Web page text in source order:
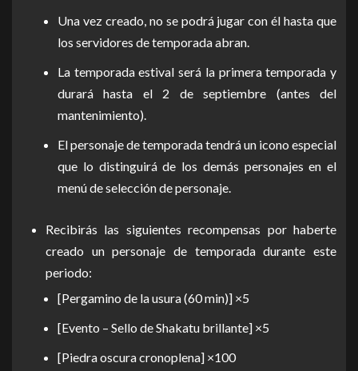
Una vez creado, no se podrá jugar con él hasta que
los servidores de temporada abran.
La temporada estival será la primera temporada y
durará hasta el 2 de septiembre (antes del
mantenimiento).
El personaje de temporada tendrá un icono especial
que lo distinguirá de los demás personajes en el
menú de selección de personaje.
Recibirás las siguientes recompensas por haberte
creado un personaje de temporada durante este
periodo:
[Pergamino de la usura (60 min)] ×5
[Evento – Sello de Shakatu brillante] ×5
[Piedra oscura cronoplena] ×100